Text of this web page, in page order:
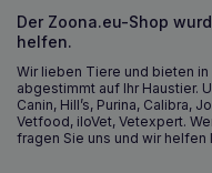
Der Zoona.eu-Shop
helfen.
Wir lieben Tiere und bieten
abgestimmt auf Ihr Haustier.
Canin, Hill’s, Purina, Calibra,
Vetfood, iloVet, Vetexpert.
fragen Sie uns und wir